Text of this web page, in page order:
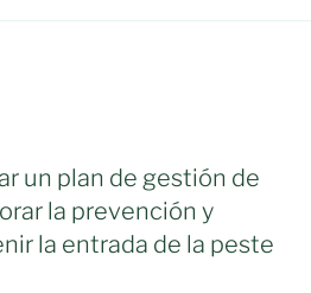
un plan de gestión de
la prevención y
la entrada de la peste